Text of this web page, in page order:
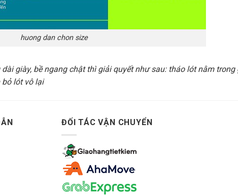
huong dan chon size
giày, bề ngang chật thì giải quyết như sau: tháo lót nằm
bỏ lót vô lại
ĐỐI TÁC VẬN CHUYỂN